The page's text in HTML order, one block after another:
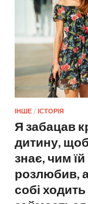
ІНШЕ / ІСТОРІЯ
Я забацав
дитину,
знає, чим
розлюбив,
собі